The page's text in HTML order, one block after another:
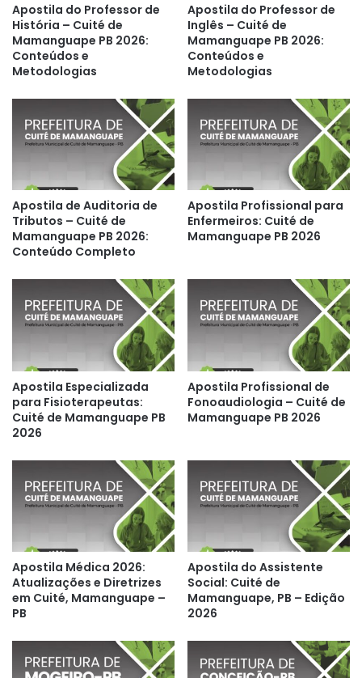
Apostila do Professor de
História – Cuité de
Mamanguape PB 2026:
Conteúdos e
Metodologias
Apostila do Professor de
Inglês – Cuité de
Mamanguape PB 2026:
Conteúdos e
Metodologias
Apostila de Auditoria de
Tributos – Cuité de
Mamanguape PB 2026:
Conteúdo Completo
Apostila Profissional para
Enfermeiros: Cuité de
Mamanguape PB 2026
Apostila Especializada
para Fisioterapeutas:
Cuité de Mamanguape PB
2026
Apostila Profissional de
Fonoaudiologia – Cuité de
Mamanguape PB 2026
Apostila Médica 2026:
Atualizações e Diretrizes
em Cuité, Mamanguape –
PB
Apostila do Assistente
Social: Cuité de
Mamanguape, PB – Edição
2026